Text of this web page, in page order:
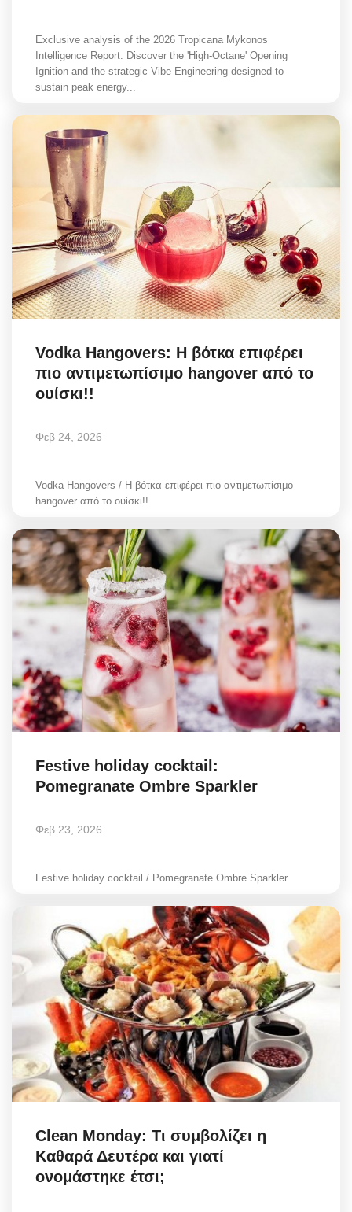
Exclusive analysis of the 2026 Tropicana Mykonos
Intelligence Report. Discover the 'High-Octane' Opening
Ignition and the strategic Vibe Engineering designed to
sustain peak energy...
Vodka Hangovers: Η βότκα επιφέρει
πιο αντιμετωπίσιμο hangover από το
ουίσκι!!
Φεβ 24, 2026
Vodka Hangovers / Η βότκα επιφέρει πιο αντιμετωπίσιμο
hangover από το ουίσκι!!
Festive holiday cocktail:
Pomegranate Ombre Sparkler
Φεβ 23, 2026
Festive holiday cocktail / Pomegranate Ombre Sparkler
Clean Monday: Τι συμβολίζει η
Καθαρά Δευτέρα και γιατί
ονομάστηκε έτσι;